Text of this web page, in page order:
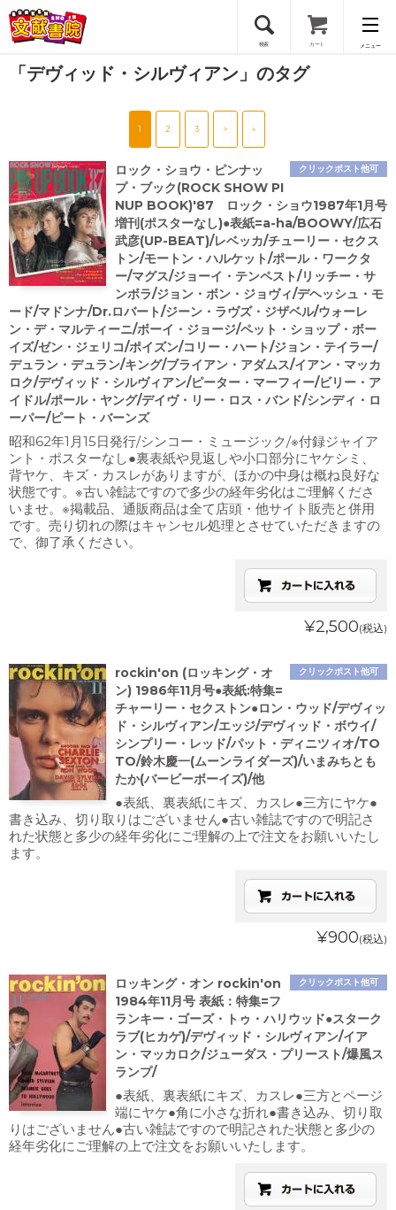
検索 カート メニュー
会員登録
「デヴィッド・シルヴィアン」のタグ
1 2 3 > »
クリックポスト他可
ロック・ショウ・ピンナッ
プ・ブック(ROCK SHOW PI
NUP BOOK)'87 ロック・ショウ1987年1月号
増刊(ポスターなし)●表紙=a-ha/BOOWY/広石
武彦(UP-BEAT)/レベッカ/チューリー・セクス
トン/モートン・ハルケット/ポール・ワークタ
ー/マグス/ジョーイ・テンペスト/リッチー・サ
ンボラ/ジョン・ボン・ジョヴィ/デヘッシュ・モ
ード/マドンナ/Dr.ロバート/ジーン・ラヴズ・ジザベル/ウォーレ
ン・デ・マルティーニ/ボーイ・ジョージ/ペット・ショップ・ボー
イズ/ゼン・ジェリコ/ポイズン/コリー・ハート/ジョン・テイラー/
デュラン・デュラン/キング/ブライアン・アダムス/イアン・マッカ
ロク/デヴィッド・シルヴィアン/ピーター・マーフィー/ビリー・ア
イドル/ポール・ヤング/デイヴ・リー・ロス・バンド/シンディ・ロ
ーパー/ピート・バーンズ
昭和62年1月15日発行/シンコー・ミュージック/※付録ジャイア
ント・ポスターなし●裏表紙や見返しや小口部分にヤケシミ、
背ヤケ、キズ・カスレがありますが、ほかの中身は概ね良好な
状態です。※古い雑誌ですので多少の経年劣化はご理解くださ
いませ。※掲載品、通販商品は全て店頭・他サイト販売と併用
です。売り切れの際はキャンセル処理とさせていただきますの
で、御了承ください。
¥2,500(税込)
クリックポスト他可
rockin'on (ロッキング・オ
ン) 1986年11月号●表紙:特集=
チャーリー・セクストン●ロン・ウッド/デヴィッ
ド・シルヴィアン/エッジ/デヴィッド・ボウイ/
シンプリー・レッド/パット・ディニツィオ/TO
TO/鈴木慶一(ムーンライダーズ)/いまみちとも
たか(バービーボーイズ)/他
●表紙、裏表紙にキズ、カスレ●三方にヤケ●
書き込み、切り取りはございません●古い雑誌ですので明記さ
れた状態と多少の経年劣化にご理解の上で注文をお願いいたし
ます。
¥900(税込)
クリックポスト他可
ロッキング・オン rockin'on
1984年11月号 表紙：特集=フ
ランキー・ゴーズ・トゥ・ハリウッド●スターク
ラブ(ヒカゲ)/デヴィッド・シルヴィアン/イア
ン・マッカロク/ジューダス・プリースト/爆風ス
ランプ/
●表紙、裏表紙にキズ、カスレ●三方とページ
端にヤケ●角に小さな折れ●書き込み、切り取
りはございません●古い雑誌ですので明記された状態と多少の
経年劣化にご理解の上で注文をお願いいたします。